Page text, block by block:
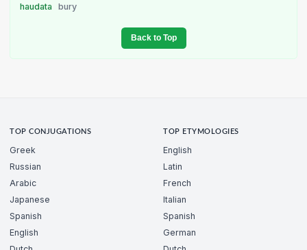
haudata
bury
Back to Top
TOP CONJUGATIONS
Greek
Russian
Arabic
Japanese
Spanish
English
TOP ETYMOLOGIES
English
Latin
French
Italian
Spanish
German